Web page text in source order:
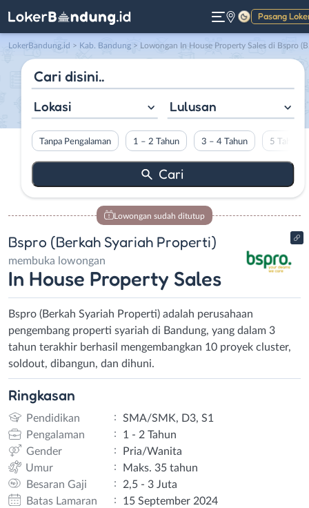
Pasang
Gelap
LokerBandung.id > Kab. Bandung > Lowongan In House Property Sales di Bspro (Berkah Syariah Properti)
Lokasi Lulusan
Tanpa Pengalaman 1 – 2 Tahun 3 – 4 Tahun 5 Tahun
Lowongan sudah ditutup
Bspro (Berkah Syariah Properti)
membuka lowongan
In House Property Sales
Bspro (Berkah Syariah Properti) adalah perusahaan
pengembang properti syariah di Bandung, yang dalam 3
tahun terakhir berhasil mengembangkan 10 proyek cluster,
soldout, dibangun, dan dihuni.
Ringkasan
Pendidikan :
SMA/SMK, D3, S1
Pengalaman
:
1 - 2 Tahun
Gender
:
Pria/Wanita
Umur
:
Maks. 35 tahun
Besaran Gaji
:
2,5 - 3 Juta
Batas Lamaran
:
15 September 2024